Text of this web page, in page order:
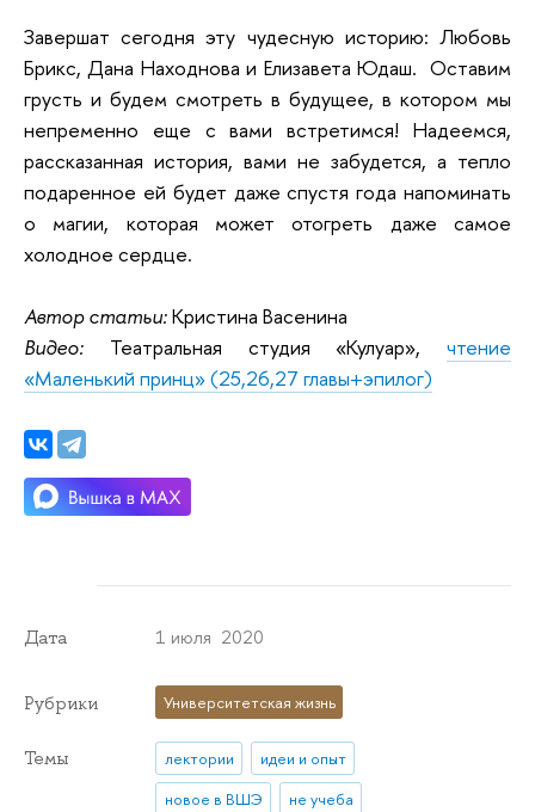
Завершат сегодня эту чудесную историю: Любовь
Брикс, Дана Находнова и Елизавета Юдаш. Оставим
грусть и будем смотреть в будущее, в котором мы
непременно еще с вами встретимся! Надеемся,
рассказанная история, вами не забудется, а тепло
подаренное ей будет даже спустя года напоминать
о магии, которая может отогреть даже самое
холодное сердце.
Автор статьи:Кристина Васенина
Видео: Театральная студия «Кулуар», чтение
«Маленький принц» (25,26,27 главы+эпилог)
Дата 1 июля 2020
Рубрики Университетская жизнь
Темы лектории
идеи и опыт
новое в ВШЭ
не учеба